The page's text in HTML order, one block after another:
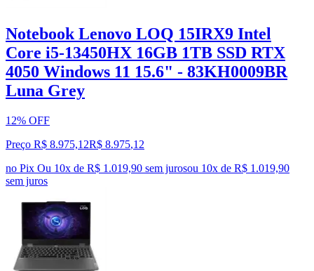
Notebook Lenovo LOQ 15IRX9 Intel
Core i5-13450HX 16GB 1TB SSD RTX
4050 Windows 11 15.6" - 83KH0009BR
Luna Grey
12% OFF
Preço R$ 8.975,12R$ 8.975,12
no Pix Ou 10x de R$ 1.019,90 sem jurosou 10x de R$ 1.019,90
sem juros